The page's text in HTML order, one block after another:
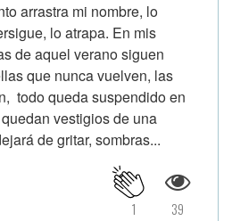
arrastra mi nombre, lo
lo atrapa. En mis
de aquel verano siguen
que nunca vuelven, las
todo queda suspendido en
vestigios de una
de gritar, sombras...
39
1